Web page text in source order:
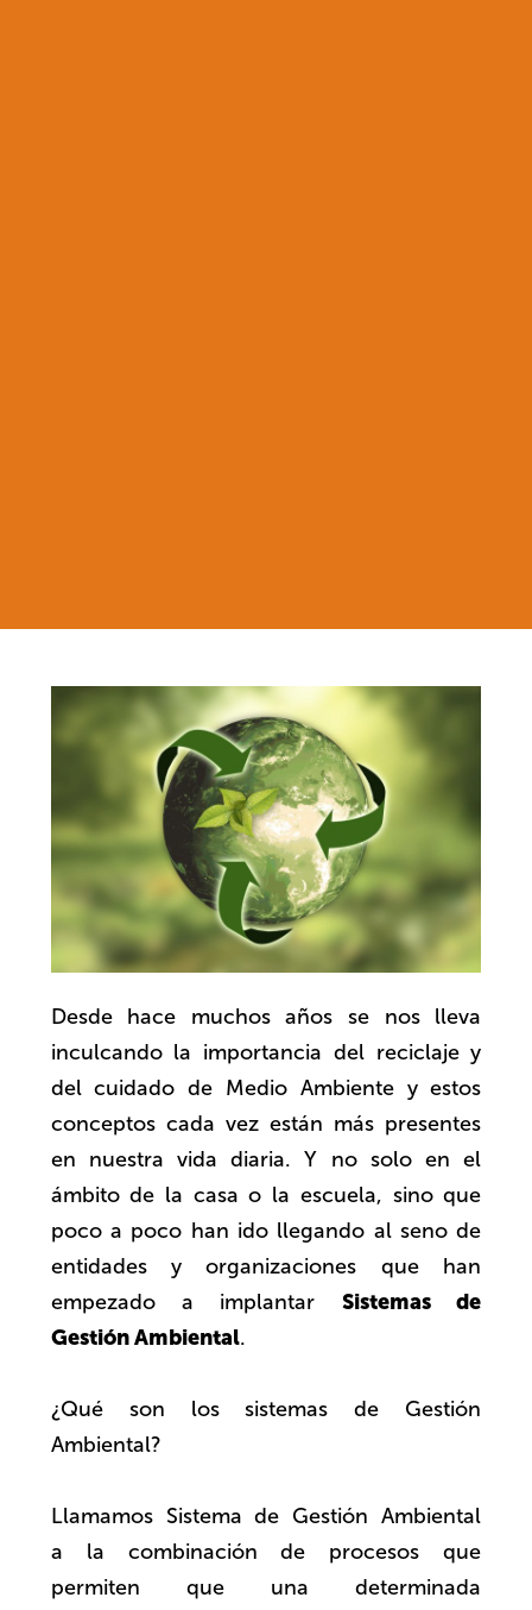
Desde hace muchos años se nos lleva
inculcando la importancia del reciclaje y
del cuidado de Medio Ambiente y estos
conceptos cada vez están más presentes
en nuestra vida diaria. Y no solo en el
ámbito de la casa o la escuela, sino que
poco a poco han ido llegando al seno de
entidades y organizaciones que han
empezado a implantar Sistemas de
Gestión Ambiental.
¿Qué son los sistemas de Gestión
Ambiental?
Llamamos Sistema de Gestión Ambiental
a la combinación de procesos que
permiten que una determinada